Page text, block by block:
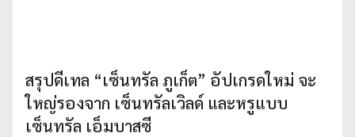
สรุปดีเทล “เซ็นทรัล ภูเก็ต” อัปเกรดใหม่ จะ
ใหญ่รองจาก เซ็นทรัลเวิลด์ และหรูแบบ
เซ็นทรัล เอ็มบาสซี